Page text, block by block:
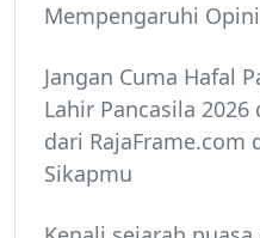
Mempengaruhi
Jangan Cuma Hafal
Lahir Pancasila
dari RajaFrame.com
Sikapmu